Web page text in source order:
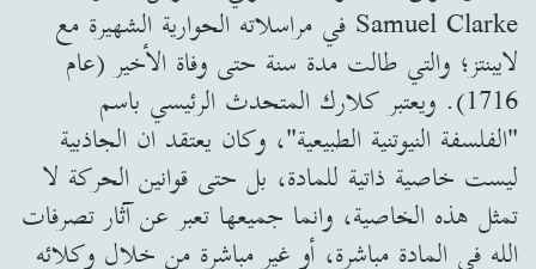
Samuel Clarke في مراسلاته الحوارية الشهيرة مع
لايبنتز؛ والتي طالت مدة سنة حتى وفاة الأخير (عام
1716). ويعتبر كلارك المتحدث الرئيسي باسم
"الفلسفة النيوتنية الطبيعية"، وكان يعتقد ان الجاذبية
ليست خاصية ذاتية للمادة، بل حتى قوانين الحركة لا
تمثل هذه الخاصية، وانما جميعها تعبر عن آثار تصرفات
الله في المادة مباشرة، أو غير مباشرة من خلال وكلائه